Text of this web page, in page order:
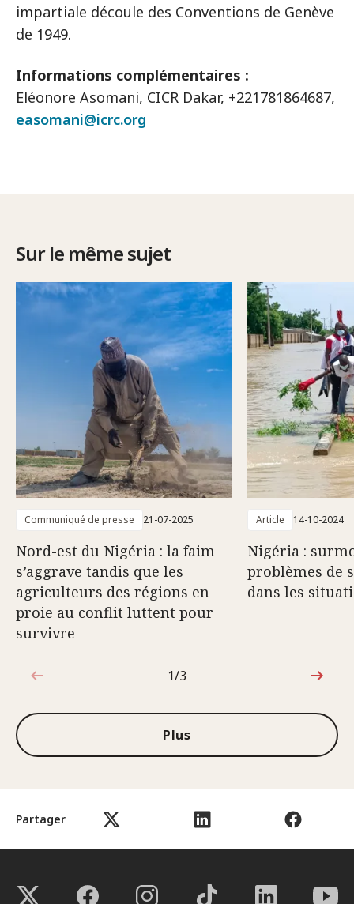
Partager
impartiale découle des Conventions de Genève
de 1949.
Informations complémentaires :
Eléonore Asomani, CICR Dakar, +221781864687,
easomani@icrc.org
Sur le même sujet
Communiqué de presse 21-07-2025
Nord-est du Nigéria : la faim
s’aggrave tandis que les
agriculteurs des régions en
proie au conflit luttent pour
survivre
Article 14-10-2024
Nigéria :
problèmes de
dans les
1sur3
1/3
Plus